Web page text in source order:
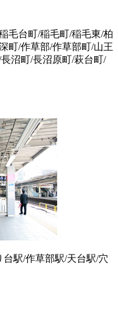
毛台町/稲毛町/稲毛東/柏
町/作草部/作草部町/山王
沼町/長沼原町/萩台町/
駅/作草部駅/天台駅/穴